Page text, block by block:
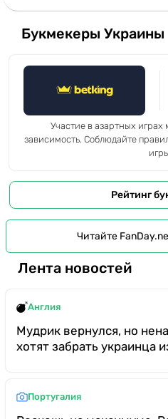
Букмекеры Украины
Участие в азартных
зависимость. Соблюдайте
Рейтинг
Читайте
Лента новостей
Англия
Мудрик вернулся, но
хотят забрать украинца
Португалия